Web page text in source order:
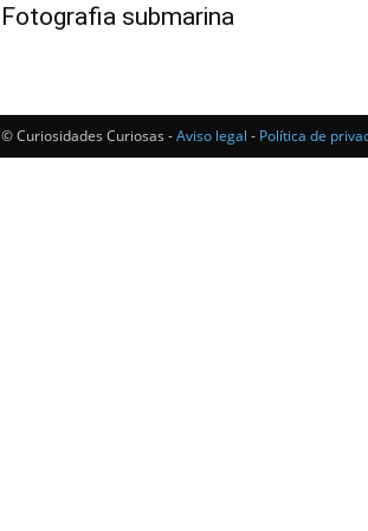
Fotografia submarina
© Curiosidades Curiosas -Aviso legal - Política de